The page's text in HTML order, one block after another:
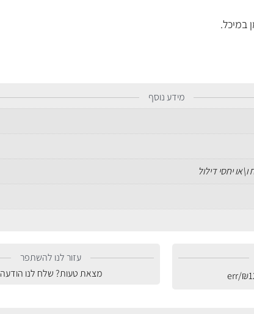
במיכל.
מידע נוסף
יחסי דילול
₪
/err
עזור לנו להשתפר
מצאת טעות? שלח לנו הודעה